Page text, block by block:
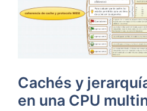
Cachés y
en una CPU